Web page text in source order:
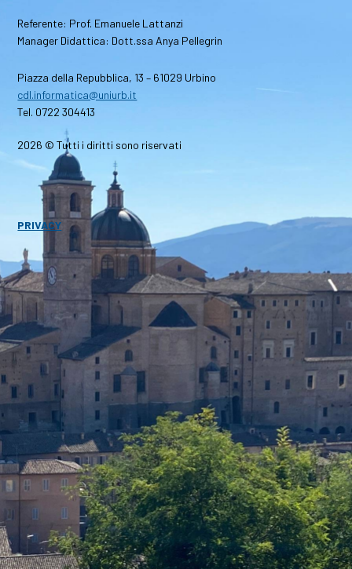
Referente: Prof. Emanuele Lattanzi
Manager Didattica: Dott.ssa Anya Pellegrin
Piazza della Repubblica, 13 – 61029 Urbino
cdl.informatica@uniurb.it
Tel. 0722 304413
2026 © Tutti i diritti sono riservati
PRIVACY